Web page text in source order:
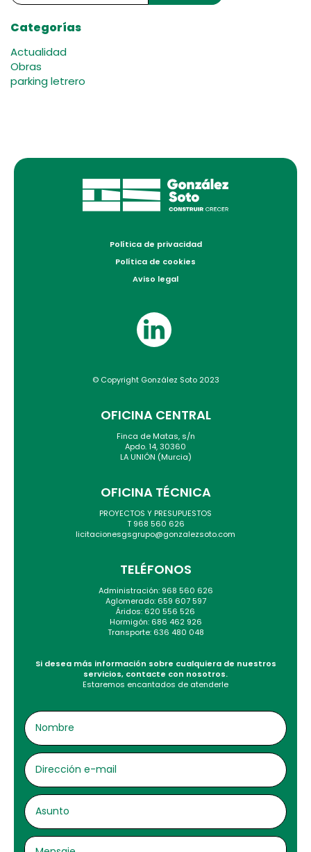
Categorías
Actualidad
Obras
parking letrero
Política de privacidad
Política de cookies
Aviso legal
© Copyright González Soto 2023
OFICINA CENTRAL
Finca de Matas, s/n
Apdo. 14, 30360
LA UNIÓN (Murcia)
OFICINA TÉCNICA
PROYECTOS Y PRESUPUESTOS
T 968 560 626
licitacionesgsgrupo@gonzalezsoto.com
TELÉFONOS
Administración: 968 560 626
Aglomerado: 659 607 597
Áridos: 620 556 526
Hormigón: 686 462 926
Transporte: 636 480 048
Si desea más información sobre cualquiera de nuestros
servicios, contacte con nosotros.
Estaremos encantados de atenderle